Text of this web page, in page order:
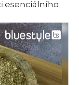
esenciálního